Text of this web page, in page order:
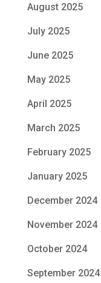
August 2025
July 2025
June 2025
May 2025
April 2025
March 2025
February 2025
January 2025
December 2024
November 2024
October 2024
September 2024